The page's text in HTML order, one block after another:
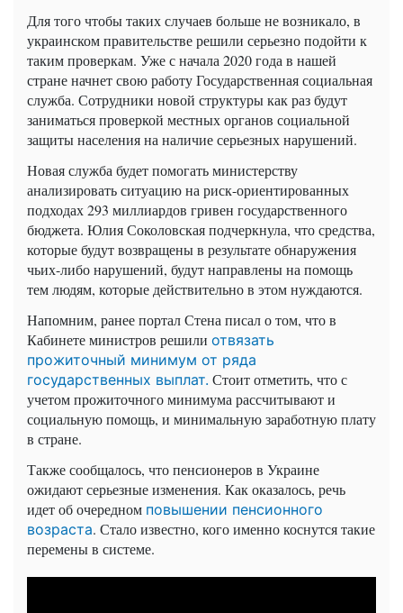
Для того чтобы таких случаев больше не возникало, в
украинском правительстве решили серьезно подойти к
таким проверкам. Уже с начала 2020 года в нашей
стране начнет свою работу Государственная социальная
служба. Сотрудники новой структуры как раз будут
заниматься проверкой местных органов социальной
защиты населения на наличие серьезных нарушений.
Новая служба будет помогать министерству
анализировать ситуацию на риск-ориентированных
подходах 293 миллиардов гривен государственного
бюджета. Юлия Соколовская подчеркнула, что средства,
которые будут возвращены в результате обнаружения
чьих-либо нарушений, будут направлены на помощь
тем людям, которые действительно в этом нуждаются.
Напомним, ранее портал Стена писал о том, что в
Кабинете министров решили отвязать
прожиточный минимум от ряда
государственных выплат. Стоит отметить, что с
учетом прожиточного минимума рассчитывают и
социальную помощь, и минимальную заработную плату
в стране.
Также сообщалось, что пенсионеров в Украине
ожидают серьезные изменения. Как оказалось, речь
идет об очередном повышении пенсионного
возраста. Стало известно, кого именно коснутся такие
перемены в системе.